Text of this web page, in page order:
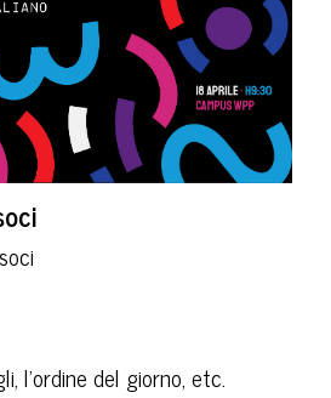
l’ordine del giorno, etc.